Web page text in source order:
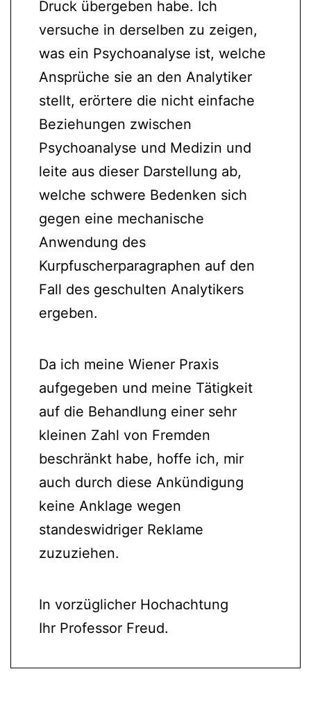
Druck übergeben habe. Ich
versuche in derselben zu zeigen,
was ein Psychoanalyse ist, welche
Ansprüche sie an den Analytiker
stellt, erörtere die nicht einfache
Beziehungen zwischen
Psychoanalyse und Medizin und
leite aus dieser Darstellung ab,
welche schwere Bedenken sich
gegen eine mechanische
Anwendung des
Kurpfuscherparagraphen auf den
Fall des geschulten Analytikers
ergeben.
Da ich meine Wiener Praxis
aufgegeben und meine Tätigkeit
auf die Behandlung einer sehr
kleinen Zahl von Fremden
beschränkt habe, hoffe ich, mir
auch durch diese Ankündigung
keine Anklage wegen
standeswidriger Reklame
zuzuziehen.
In vorzüglicher Hochachtung
Ihr Professor Freud.